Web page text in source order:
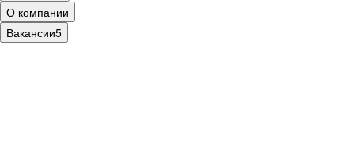
О компании
Вакансии5